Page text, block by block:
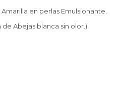
en perlas Emulsionante.
Abejas blanca sin olor.)